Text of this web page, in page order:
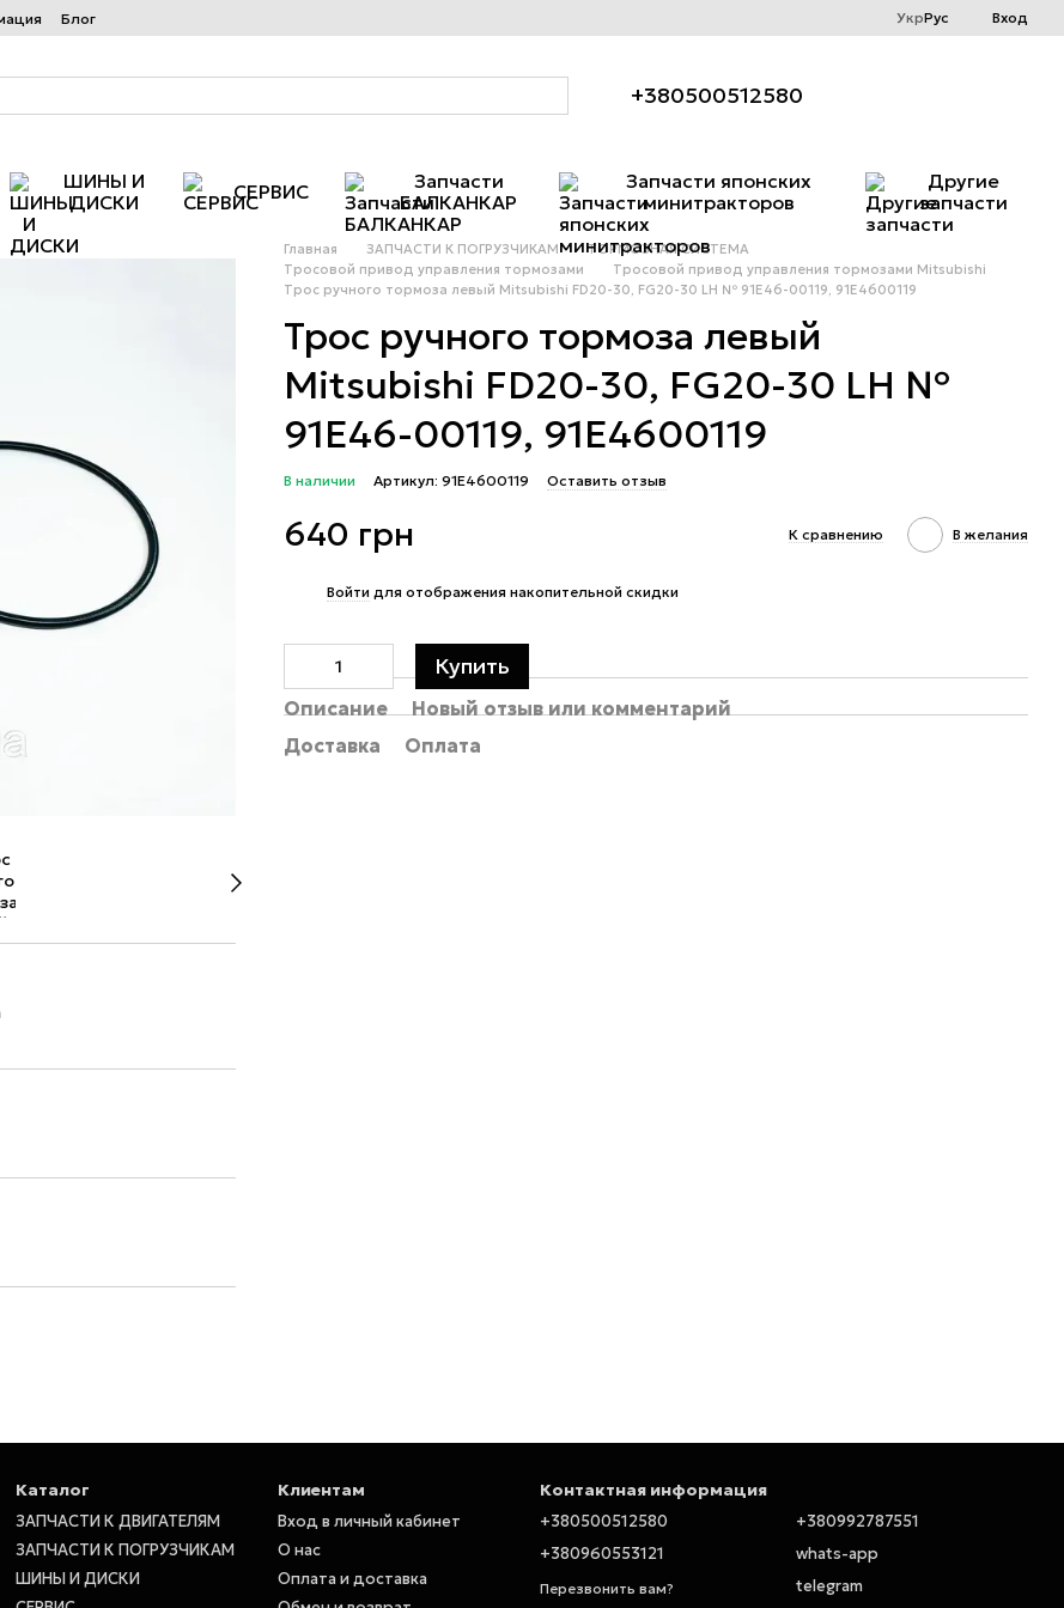
Блог УкрРус Вход
+380500512580
ШИНЫ И
ДИСКИ
СЕРВИС
Запчасти
БАЛКАНКАР
Запчасти японских
минитракторов
Другие
запчасти
Главная ЗАПЧАСТИ К ПОГРУЗЧИКАМ
ТОРМОЗНАЯ СИСТЕМА
Тросовой привод управления тормозами
Тросовой привод управления тормозами Mitsubishi
Трос ручного тормоза левый Mitsubishi FD20-30, FG20-30 LH № 91E46-00119, 91E4600119
Трос ручного тормоза левый
Mitsubishi FD20-30, FG20-30 LH №
91E46-00119, 91E4600119
В наличии Артикул: 91E4600119 Оставить отзыв
640 грн К сравнению В желания
Войти для отображения накопительной скидки
Купить
Описание
Новый отзыв или комментарий
Доставка
Оплата
Каталог
ЗАПЧАСТИ К ДВИГАТЕЛЯМ
ЗАПЧАСТИ К ПОГРУЗЧИКАМ
ШИНЫ И ДИСКИ
Клиентам
Вход в личный кабинет
О нас
Оплата и доставка
Контактная информация
+380500512580
+380960553121
Перезвонить вам?
+380992787551
whats-app
telegram